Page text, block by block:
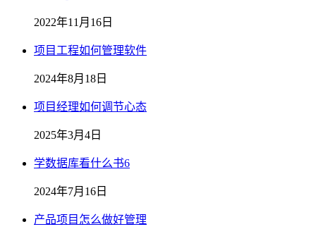
2022年11月16日
项目工程如何管理软件
2024年8月18日
项目经理如何调节心态
2025年3月4日
学数据库看什么书6
2024年7月16日
产品项目怎么做好管理